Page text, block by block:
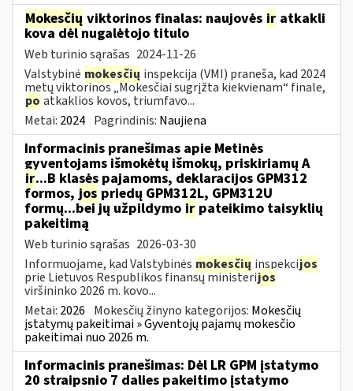
Mokesčių viktorinos finalas: naujovės ir atkakli
kova dėl nugalėtojo titulo
Web turinio sąrašas 2024-11-26
Valstybinė mokesčių inspekcija (VMI) praneša, kad 2024
metų viktorinos „Mokesčiai sugrįžta kiekvienam“ finale,
po atkaklios kovos, triumfavo...
Metai: 2024 Pagrindinis: Naujiena
Informacinis pranešimas apie Metinės
gyventojams išmokėtų išmokų, priskiriamų A
ir...B klasės pajamoms, deklaracijos GPM312
formos, jos priedų GPM312L, GPM312U
formų...bei jų užpildymo ir pateikimo taisyklių
pakeitimą
Web turinio sąrašas 2026-03-30
Informuojame, kad Valstybinės mokesčių inspekcijos
prie Lietuvos Respublikos finansų ministerijos
viršininko 2026 m. kovo...
Metai: 2026 Mokesčių žinyno kategorijos: Mokesčių
įstatymų pakeitimai » Gyventojų pajamų mokesčio
pakeitimai nuo 2026 m.
Informacinis pranešimas: Dėl LR GPM įstatymo
20 straipsnio 7 dalies pakeitimo įstatymo